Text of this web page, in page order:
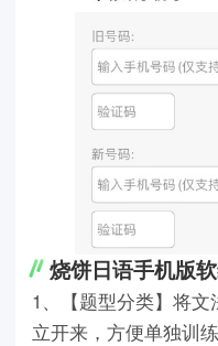
烧饼日语手机版
1、【题型分类】将
立开来，方便单独训练